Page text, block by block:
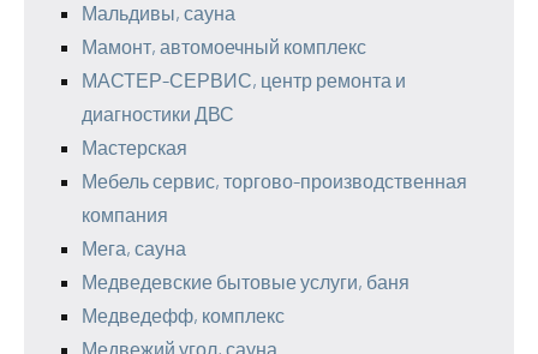
Мальдивы, сауна
Мамонт, автомоечный комплекс
МАСТЕР-СЕРВИС, центр ремонта и
диагностики ДВС
Мастерская
Мебель сервис, торгово-производственная
компания
Мега, сауна
Медведевские бытовые услуги, баня
Медведефф, комплекс
Медвежий угол, сауна